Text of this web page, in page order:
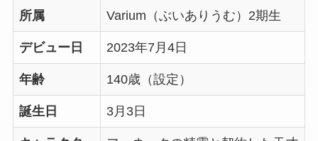
所属 Varium（ぶいありうむ）2期生
デビュー日 2023年7月4日
年齢 140歳（設定）
誕生日 3月3日